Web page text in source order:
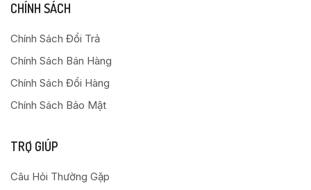
CHÍNH SÁCH
Chính Sách Đổi Trả
Chính Sách Bán Hàng
Chính Sách Đổi Hàng
Chính Sách Bảo Mật
TRỢ GIÚP
Câu Hỏi Thường Gặp